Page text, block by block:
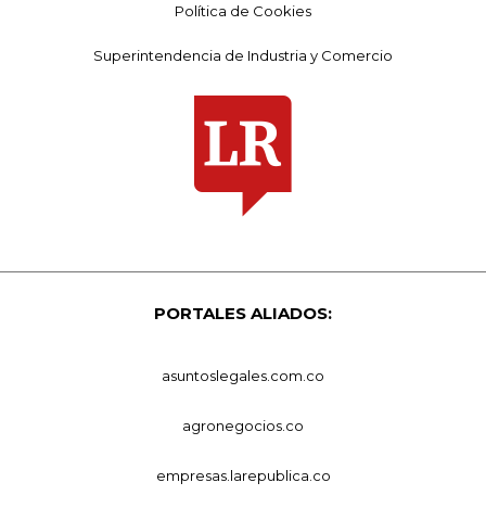
Política de Cookies
Superintendencia de Industria y Comercio
PORTALES ALIADOS:
asuntoslegales.com.co
agronegocios.co
empresas.larepublica.co